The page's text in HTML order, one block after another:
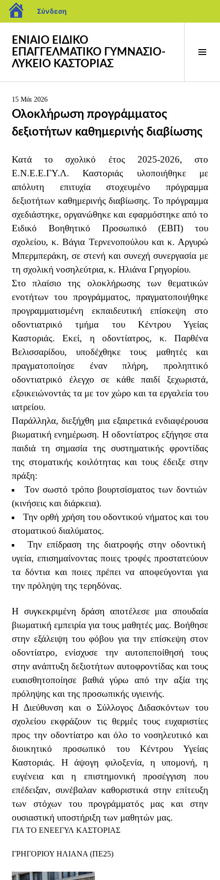
blogs.sch.gr
Σύνδεση
περιεχόμενο
ΕΝΙΑΙΟ ΕΙΔΙΚΟ
ΕΠΑΓΓΕΛΜΑΤΙΚΟ ΓΥΜΝΑΣΙΟ-
ΛΥΚΕΙΟ ΚΑΣΤΟΡΙΑΣ
15 Μάι 2026
Ολοκλήρωση προγράμματος
δεξιοτήτων καθημερινής διαβίωσης
Κατά το σχολικό έτος 2025-2026, στο
Ε.Ν.Ε.Ε.ΓΥ.Λ. Καστοριάς υλοποιήθηκε με
απόλυτη επιτυχία στοχευμένο πρόγραμμα
δεξιοτήτων καθημερινής διαβίωσης. Το πρόγραμμα
σχεδιάστηκε, οργανώθηκε και εφαρμόστηκε από το
Ειδικό Βοηθητικό Προσωπικό (ΕΒΠ) του
σχολείου, κ. Βάγια Τερνενοπούλουκαι κ. Αργυρώ
Μπερμπεράκη, σε στενή και συνεχή συνεργασία με
τη σχολική νοσηλεύτρια, κ. Ηλιάνα Γρηγορίου.
Στο πλαίσιο της ολοκλήρωσης των θεματικών
ενοτήτων του προγράμματος, πραγματοποιήθηκε
προγραμματισμένη εκπαιδευτική επίσκεψη στο
οδοντιατρικό τμήμα του Κέντρου Υγείας
Καστοριάς. Εκεί, η οδοντίατρος, κ. Παρθένα
Βελισσαρίδου, υποδέχθηκε τους μαθητές και
πραγματοποίησε έναν πλήρη, προληπτικό
οδοντιατρικό έλεγχο σε κάθε παιδί ξεχωριστά,
εξοικειώνοντάς τα με τον χώρο και τα εργαλεία του
ιατρείου.
Παράλληλα, διεξήχθη μια εξαιρετικά ενδιαφέρουσα
βιωματική ενημέρωση. Η οδοντίατρος εξήγησε στα
παιδιά τη σημασία της συστηματικής φροντίδας
της στοματικής κοιλότητας και τους έδειξε στην
πράξη:
Τον σωστό τρόπο βουρτσίσματος των δοντιών
(κινήσεις και διάρκεια).
Την ορθή χρήση του οδοντικού νήματος και του
στοματικού διαλύματος.
Την επίδραση της διατροφής στην οδοντική
υγεία, επισημαίνοντας ποιες τροφές προστατεύουν
τα δόντια και ποιες πρέπει να αποφεύγονται για
την πρόληψη της τερηδόνας.
Η συγκεκριμένη δράση αποτέλεσε μια σπουδαία
βιωματική εμπειρία για τους μαθητές μας. Βοήθησε
στην εξάλειψη του φόβου για την επίσκεψη στον
οδοντίατρο, ενίσχυσε την αυτοπεποίθησή τους
στην ανάπτυξη δεξιοτήτων αυτοφροντίδας και τους
ευαισθητοποίησε βαθιά γύρω από την αξία της
πρόληψης και της προσωπικής υγιεινής.
Η Διεύθυνση και ο Σύλλογος Διδασκόντων του
σχολείου εκφράζουν τις θερμές τους ευχαριστίες
προς την οδοντίατρο και όλο το νοσηλευτικό και
διοικητικό προσωπικό του Κέντρου Υγείας
Καστοριάς. Η άψογη φιλοξενία, η υπομονή, η
ευγένεια και η επιστημονική προσέγγιση που
επέδειξαν, συνέβαλαν καθοριστικά στην επίτευξη
των στόχων του προγράμματός μας και στην
ουσιαστική υποστήριξη των μαθητών μας.
ΓΙΑ ΤΟ ΕΝΕΕΓΥΛ ΚΑΣΤΟΡΙΑΣ
ΓΡΗΓΟΡΙΟΥ ΗΛΙΑΝΑ (ΠΕ25)